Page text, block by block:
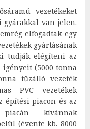
vezetékeket
gyárakkal van jelen.
elfogadtak egy
gyártásának
tudják elégíteni az
(5000 tonna
tűzálló vezeték
PVC vezetékek
építési piacon és az
piacán kívánnak
(évente kb. 8000